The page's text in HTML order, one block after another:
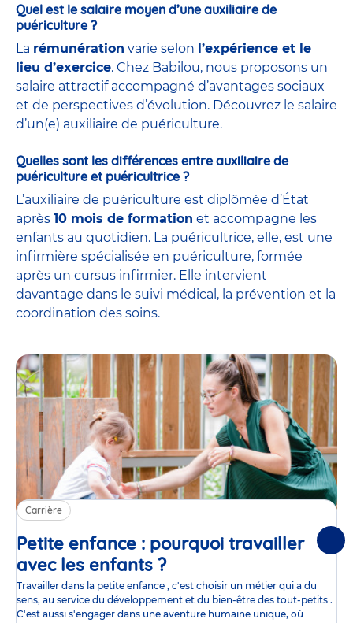
Quel est le salaire moyen d’une auxiliaire de
puériculture ?
La rémunération varie selon l’expérience et le
lieu d’exercice. Chez Babilou, nous proposons un
salaire attractif accompagné d’avantages sociaux
et de perspectives d’évolution. Découvrez le salaire
d’un(e) auxiliaire de puériculture.
Quelles sont les différences entre auxiliaire de
puériculture et puéricultrice ?
L’auxiliaire de puériculture est diplômée d’État
après 10 mois de formation et accompagne les
enfants au quotidien. La puéricultrice, elle, est une
infirmière spécialisée en puériculture, formée
après un cursus infirmier. Elle intervient
davantage dans le suivi médical, la prévention et la
coordination des soins.
Carrière
Petite enfance : pourquoi travailler
avec les enfants ?Article
Travailler dans la petite enfance , c'est choisir un métier qui a du
sens, au service du développement et du bien-être des tout-petits .
C'est aussi s'engager dans une aventure humaine unique, où